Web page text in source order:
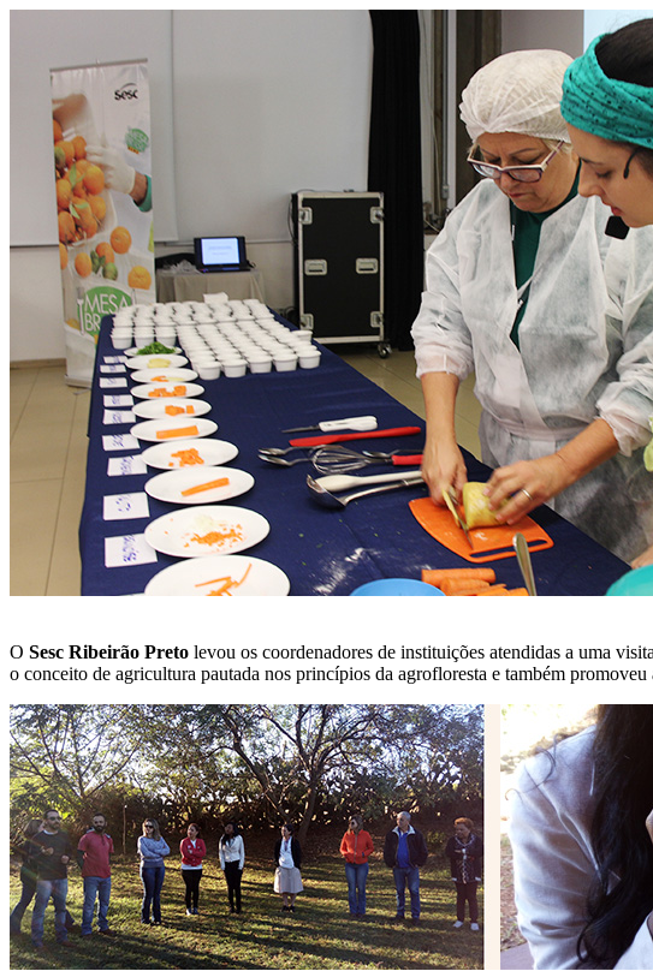
O Sesc Ribeirão Preto levou os coordenadores de instituições atendidas a uma
o conceito de agricultura pautada nos princípios da agrofloresta e também